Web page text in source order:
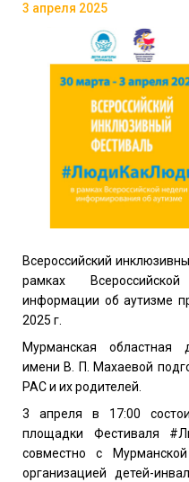
3 апреля 2025
Всероссийский
рамках
информации об аутизме
2025 г.
Мурманская областная
имени В. П. Махаевой
РАС и их родителей.
3 апреля в 17:00
площадки Фестиваля
совместно с
организацией детей-